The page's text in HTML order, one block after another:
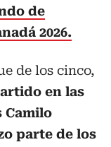
de
2026.
de los cinco,
en las
Camilo
parte de los